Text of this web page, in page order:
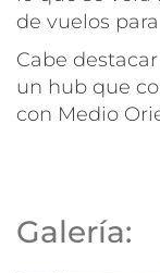
de vuelos
Cabe
un hub que
con Medio
Galería: